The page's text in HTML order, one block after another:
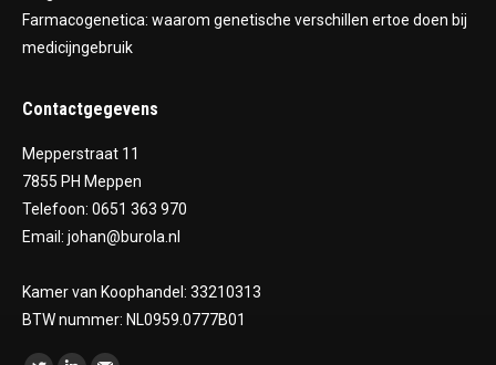
Farmacogenetica: waarom genetische verschillen ertoe doen bij
medicijngebruik
Contactgegevens
Mepperstraat 11
7855 PH Meppen
Telefoon: 0651 363 970
Email: johan@burola.nl
Kamer van Koophandel: 33210313
BTW nummer: NL0959.0777B01